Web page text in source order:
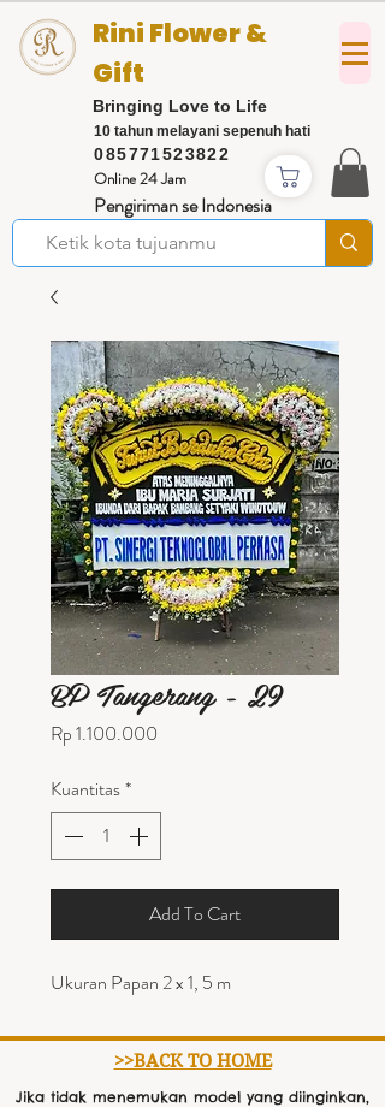
085771523822
Rini Flower &
Gift
Bringing Love to Life
Online 24 Jam
Pengiriman se Indonesia
10 tahun melayani sepenuh hati
BP Tangerang - 29
Rp 1.100.000
Kuantitas*
Add To Cart
Ukuran Papan 2 x 1, 5 m
>>BACK TO HOME
Jika tidak menemukan model yang diinginkan,